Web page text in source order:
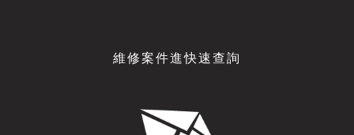
維修案件進快速查詢